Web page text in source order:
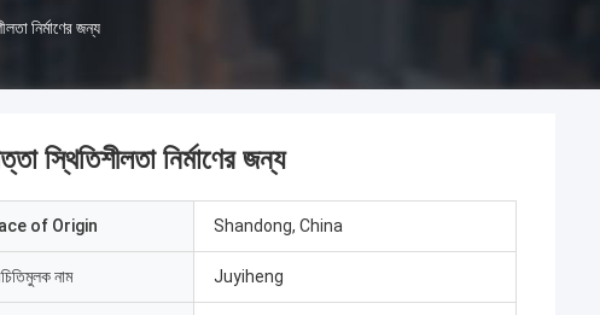
নির্মাণের জন্য
স্থিতিশীলতা নির্মাণের জন্য
of Origin Shandong, China
নাম Juyiheng